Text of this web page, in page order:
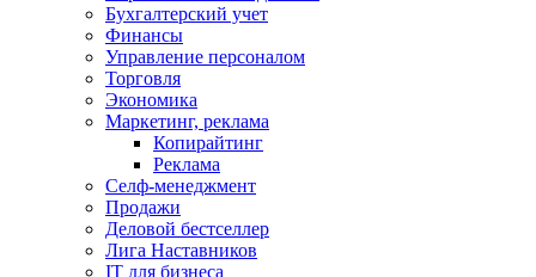
Бухгалтерский учет
Финансы
Управление персоналом
Торговля
Экономика
Маркетинг, реклама
Копирайтинг
Реклама
Селф-менеджмент
Продажи
Деловой бестселлер
Лига Наставников
IT для бизнеса